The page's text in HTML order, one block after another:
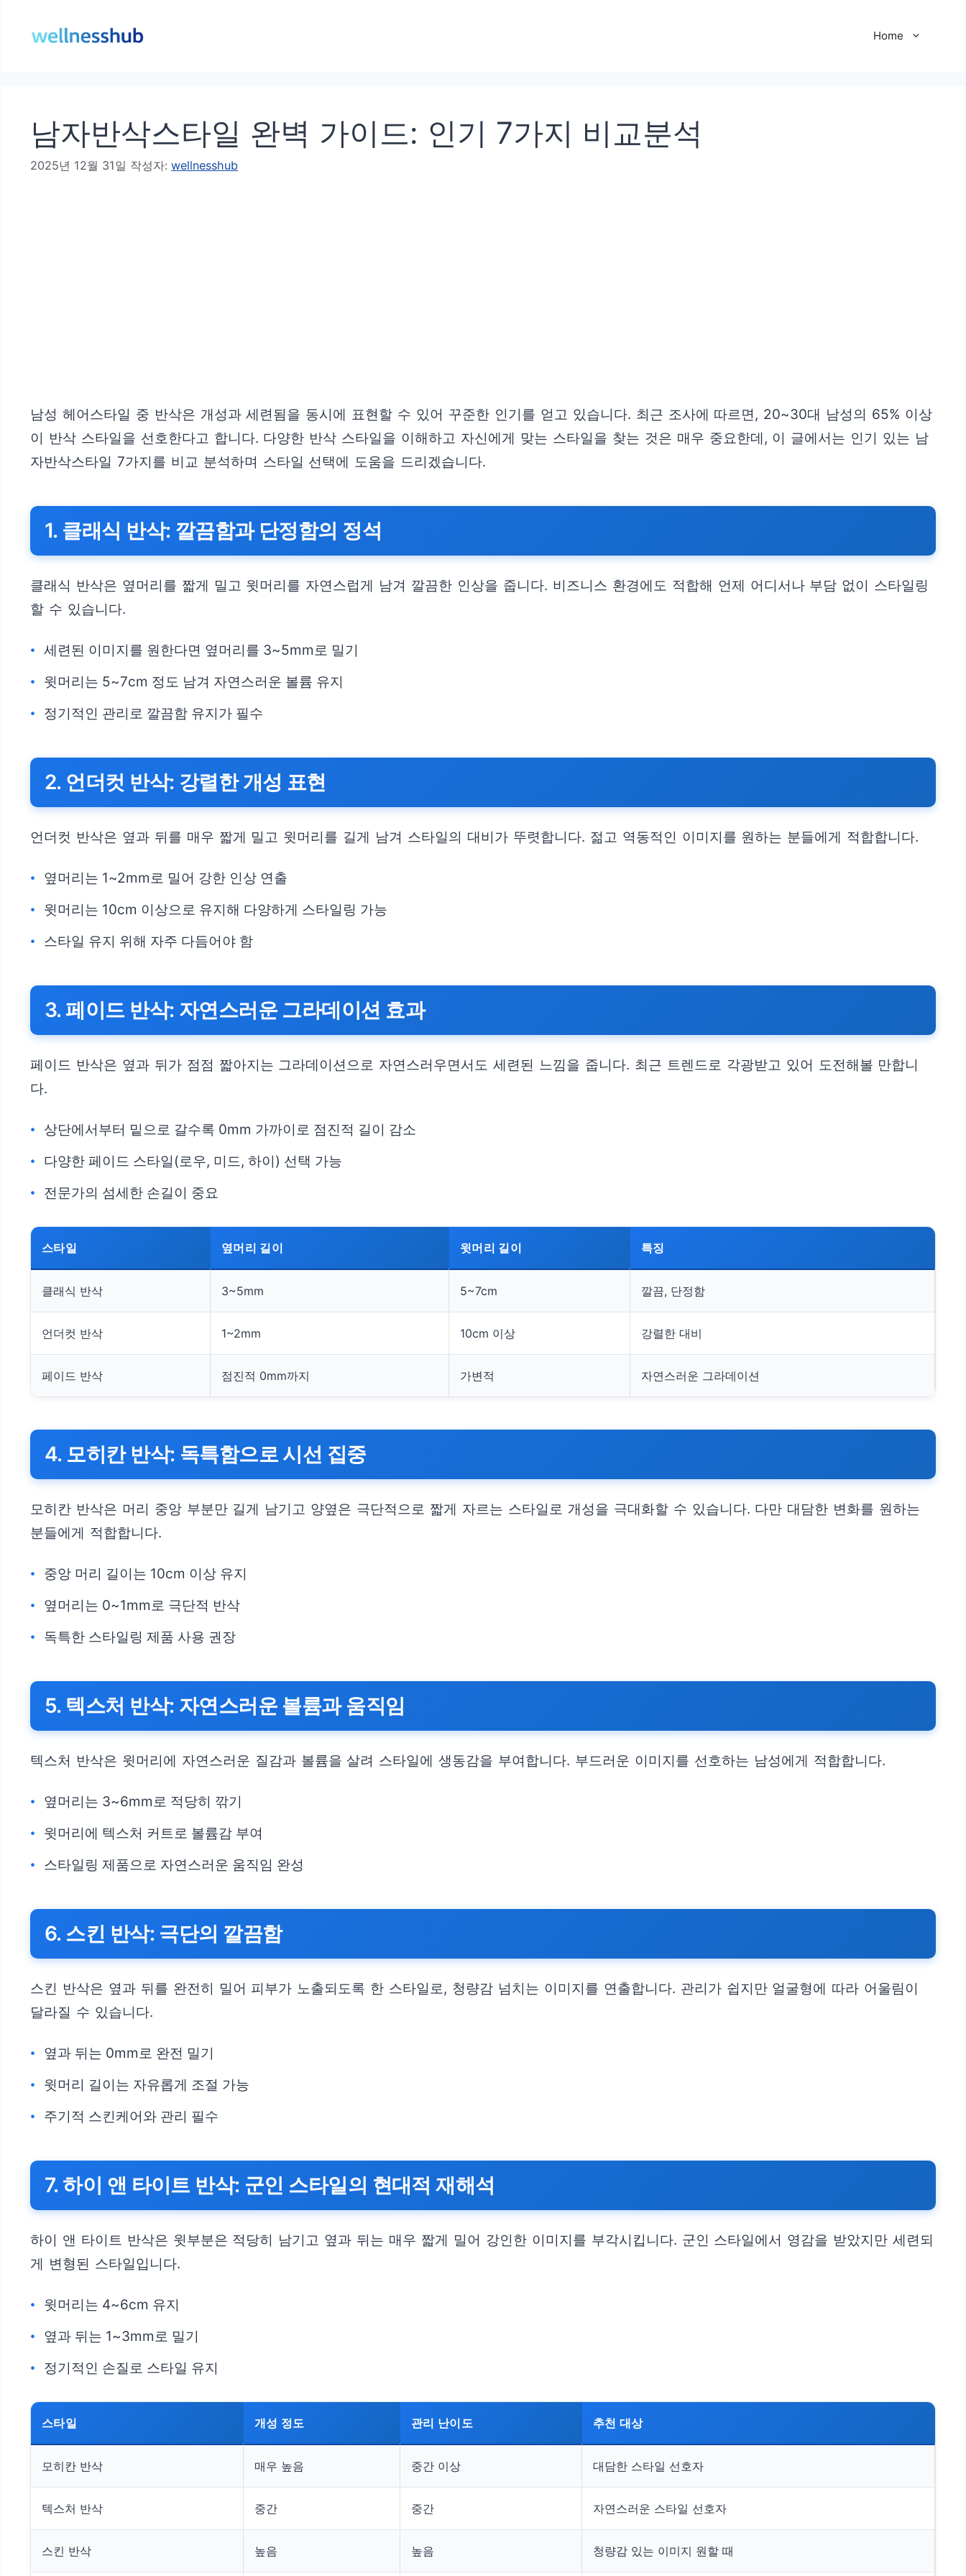
Home
남자반삭스타일 완벽 가이드: 인기 7가지 비교분석
2025년 12월 31일 작성자: wellnesshub
남성 헤어스타일 중 반삭은 개성과 세련됨을 동시에 표현할 수 있어 꾸준한 인기를 얻고 있습니다. 최근 조사에 따르면, 20~30대 남성의 65% 이상
이 반삭 스타일을 선호한다고 합니다. 다양한 반삭 스타일을 이해하고 자신에게 맞는 스타일을 찾는 것은 매우 중요한데, 이 글에서는 인기 있는 남
자반삭스타일 7가지를 비교 분석하며 스타일 선택에 도움을 드리겠습니다.
1. 클래식 반삭: 깔끔함과 단정함의 정석
클래식 반삭은 옆머리를 짧게 밀고 윗머리를 자연스럽게 남겨 깔끔한 인상을 줍니다. 비즈니스 환경에도 적합해 언제 어디서나 부담 없이 스타일링
할 수 있습니다.
세련된 이미지를 원한다면 옆머리를 3~5mm로 밀기
윗머리는 5~7cm 정도 남겨 자연스러운 볼륨 유지
정기적인 관리로 깔끔함 유지가 필수
2. 언더컷 반삭: 강렬한 개성 표현
언더컷 반삭은 옆과 뒤를 매우 짧게 밀고 윗머리를 길게 남겨 스타일의 대비가 뚜렷합니다. 젊고 역동적인 이미지를 원하는 분들에게 적합합니다.
옆머리는 1~2mm로 밀어 강한 인상 연출
윗머리는 10cm 이상으로 유지해 다양하게 스타일링 가능
스타일 유지 위해 자주 다듬어야 함
3. 페이드 반삭: 자연스러운 그라데이션 효과
페이드 반삭은 옆과 뒤가 점점 짧아지는 그라데이션으로 자연스러우면서도 세련된 느낌을 줍니다. 최근 트렌드로 각광받고 있어 도전해볼 만합니
다.
상단에서부터 밑으로 갈수록 0mm 가까이로 점진적 길이 감소
다양한 페이드 스타일(로우, 미드, 하이) 선택 가능
전문가의 섬세한 손길이 중요
스타일 옆머리 길이 윗머리 길이 특징
클래식 반삭 3~5mm 5~7cm 깔끔, 단정함
언더컷 반삭 1~2mm 10cm 이상 강렬한 대비
페이드 반삭 점진적 0mm까지 가변적 자연스러운 그라데이션
4. 모히칸 반삭: 독특함으로 시선 집중
모히칸 반삭은 머리 중앙 부분만 길게 남기고 양옆은 극단적으로 짧게 자르는 스타일로 개성을 극대화할 수 있습니다. 다만 대담한 변화를 원하는
분들에게 적합합니다.
중앙 머리 길이는 10cm 이상 유지
옆머리는 0~1mm로 극단적 반삭
독특한 스타일링 제품 사용 권장
5. 텍스처 반삭: 자연스러운 볼륨과 움직임
텍스처 반삭은 윗머리에 자연스러운 질감과 볼륨을 살려 스타일에 생동감을 부여합니다. 부드러운 이미지를 선호하는 남성에게 적합합니다.
옆머리는 3~6mm로 적당히 깎기
윗머리에 텍스처 커트로 볼륨감 부여
스타일링 제품으로 자연스러운 움직임 완성
6. 스킨 반삭: 극단의 깔끔함
스킨 반삭은 옆과 뒤를 완전히 밀어 피부가 노출되도록 한 스타일로, 청량감 넘치는 이미지를 연출합니다. 관리가 쉽지만 얼굴형에 따라 어울림이
달라질 수 있습니다.
옆과 뒤는 0mm로 완전 밀기
윗머리 길이는 자유롭게 조절 가능
주기적 스킨케어와 관리 필수
7. 하이 앤 타이트 반삭: 군인 스타일의 현대적 재해석
하이 앤 타이트 반삭은 윗부분은 적당히 남기고 옆과 뒤는 매우 짧게 밀어 강인한 이미지를 부각시킵니다. 군인 스타일에서 영감을 받았지만 세련되
게 변형된 스타일입니다.
윗머리는 4~6cm 유지
옆과 뒤는 1~3mm로 밀기
정기적인 손질로 스타일 유지
스타일 개성 정도 관리 난이도 추천 대상
모히칸 반삭 매우 높음 중간 이상 대담한 스타일 선호자
텍스처 반삭 중간 중간 자연스러운 스타일 선호자
스킨 반삭 높음 높음 청량감 있는 이미지 원할 때